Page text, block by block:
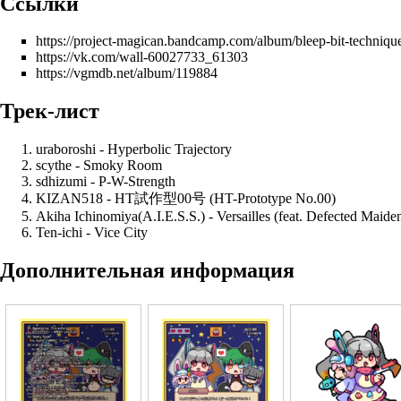
https://project-magican.bandcamp.com/album/bleep-bit-
https://vk.com/wall-60027733_61303
https://vgmdb.net/album/119884
Трек-лист
uraboroshi - Hyperbolic Trajectory
scythe - Smoky Room
sdhizumi - P-W-Strength
KIZAN518 - HT試作型00号 (HT-Prototype No.00)
Akiha Ichinomiya(A.I.E.S.S.) - Versailles (feat. Defected
Ten-ichi - Vice City
Дополнительная информация